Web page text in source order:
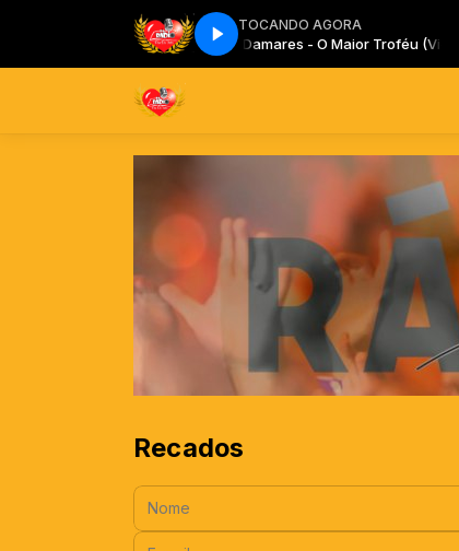
TOCANDO AGORA
- O Maior Troféu (Videoclip) Damares - O Maior Troféu (Videoclip)
Recados
Nome:
E-mail: